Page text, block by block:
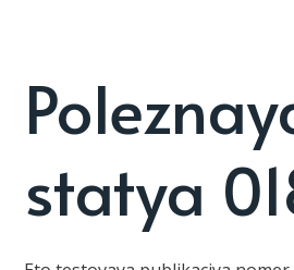
statya